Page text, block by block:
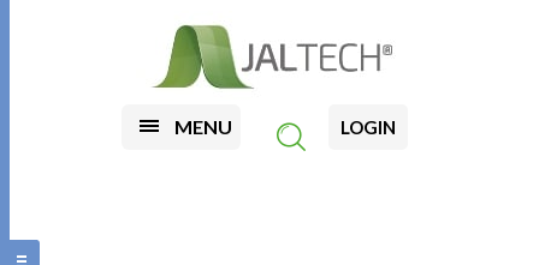
MENU LOGIN